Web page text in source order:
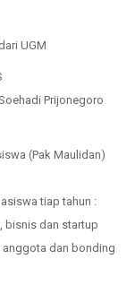
UGM
Prijonegoro
(Pak Maulidan)
tiap tahun :
bisnis dan startup
dan bonding